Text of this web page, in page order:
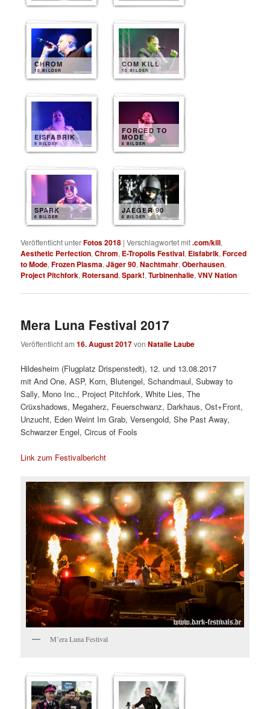
CHROM
10 BILDER
COM KILL
10 BILDER
EISFABRIK
9 BILDER
FORCED TO
MODE
6 BILDER
SPARK
6 BILDER
JAEGER 90
6 BILDER
Veröffentlicht unterFotos 2018 |Verschlagwortet mit.com/kill,
Aesthetic Perfection,Chrom, E-Tropolis Festival, Eisfabrik,Forced
to Mode,Frozen Plasma,Jäger 90,Nachtmahr,Oberhausen,
Project Pitchfork, Rotersand,Spark!,Turbinenhalle,VNV Nation
Mera Luna Festival 2017
Veröffentlicht am16. August 2017vonNatalie Laube
Hildesheim (Flugplatz Drispenstedt), 12. und 13.08.2017
mit And One, ASP, Korn, Blutengel, Schandmaul, Subway to
Sally, Mono Inc., Project Pitchfork, White Lies, The
Crüxshadows, Megaherz, Feuerschwanz, Darkhaus, Ost+Front,
Unzucht, Eden Weint Im Grab, Versengold, She Past Away,
Schwarzer Engel, Circus of Fools
Link zum Festivalbericht
M’era Luna Festival